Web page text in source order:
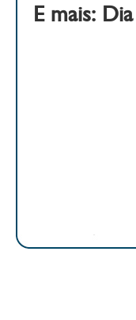
E mais: